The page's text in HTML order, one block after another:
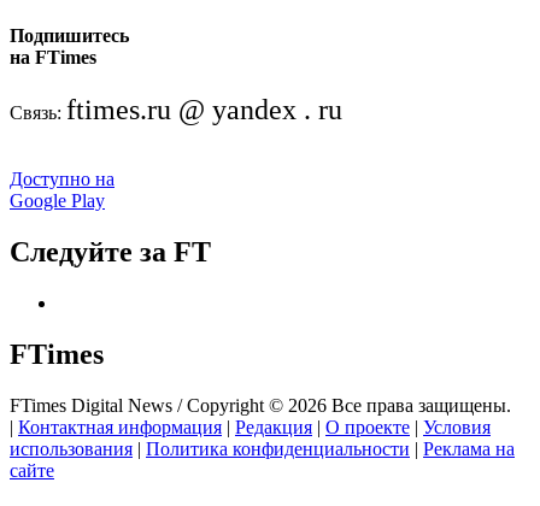
Подпишитесь
на FTimes
Связь: ftimes.ru @ yandex . ru
Доступно на
Google Play
Следуйте за FT
FTimes
FTimes Digital News / Copyright © 2026 Все права защищены.
| Контактная информация | Редакция | О проекте | Условия
использования | Политика конфиденциальности | Реклама на
сайте